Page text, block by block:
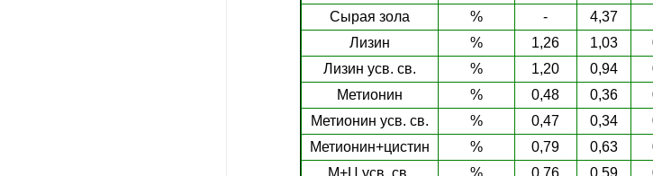
Сырая зола
% - 4,37
Лизин
% 1,26 1,03
Лизин усв. св.
% 1,20 0,94
Метионин
% 0,48 0,36
Метионин усв. св.
% 0,47 0,34
Метионин+цистин
% 0,79 0,63